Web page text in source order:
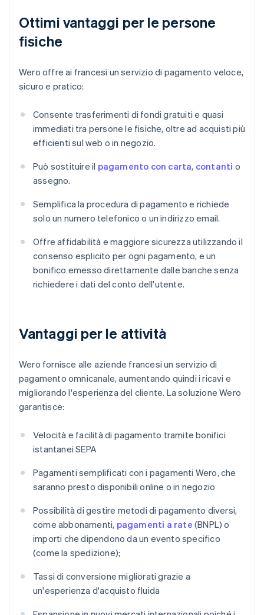
Ottimi vantaggi per le persone
fisiche
Wero offre ai francesi un servizio di pagamento veloce,
sicuro e pratico:
Consente trasferimenti di fondi gratuiti e quasi
immediati tra persone le fisiche, oltre ad acquisti più
efficienti sul web o in negozio.
Può sostituire il pagamento con carta, contanti o
assegno.
Semplifica la procedura di pagamento e richiede
solo un numero telefonico o un indirizzo email.
Offre affidabilità e maggiore sicurezza utilizzando il
consenso esplicito per ogni pagamento, e un
bonifico emesso direttamente dalle banche senza
richiedere i dati del conto dell'utente.
Vantaggi per le attività
Wero fornisce alle aziende francesi un servizio di
pagamento omnicanale, aumentando quindi i ricavi e
migliorando l'esperienza del cliente. La soluzione Wero
garantisce:
Velocità e facilità di pagamento tramite bonifici
istantanei SEPA
Pagamenti semplificati con i pagamenti Wero, che
saranno presto disponibili online o in negozio
Possibilità di gestire metodi di pagamento diversi,
come abbonamenti, pagamenti a rate (BNPL) o
importi che dipendono da un evento specifico
(come la spedizione);
Tassi di conversione migliorati grazie a
un'esperienza d'acquisto fluida